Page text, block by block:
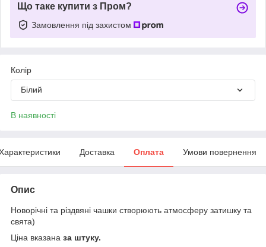
Що таке купити з Пром?
Замовлення під захистом
Колір
Білий
В наявності
Доставка Оплата Умови повернення
Опис
Новорічні та різдвяні чашки створюють атмосферу затишку та
свята)
Ціна вказана за штуку.